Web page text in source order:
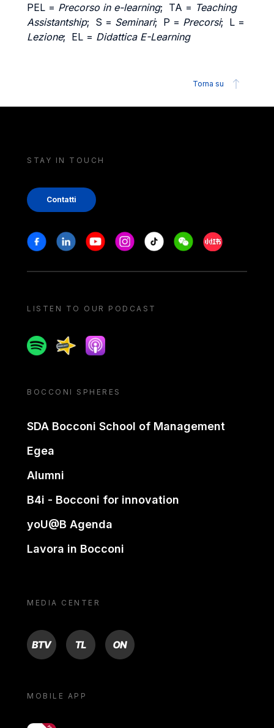
PEL = Precorso in e-learning; TA = Teaching
Assistantship; S = Seminari; P = Precorsi; L =
Lezione; EL = Didattica E-Learning
Torna su
STAY IN TOUCH
Contatti
Stay in touch
FacebookLinkedinYoutubeInstagram
Tiktok WeechatXiaohongshu/
LISTEN TO OUR PODCAST
SpotifySpreakerApple podcast
BOCCONI SPHERES
SDA Bocconi School of Management
Egea
Alumni
B4i - Bocconi for innovation
yoU@B Agenda
Lavora in Bocconi
MEDIA CENTER
BTV TL ON
MOBILE APP